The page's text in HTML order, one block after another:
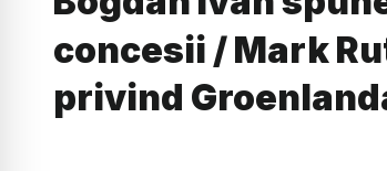
concesii / Mark
privind